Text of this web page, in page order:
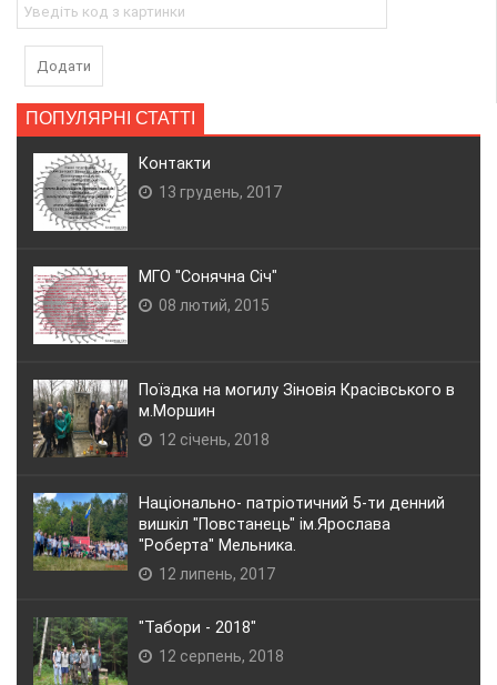
Додати
ПОПУЛЯРНІ СТАТТІ
Контакти
13 грудень, 2017
МГО "Сонячна Січ"
08 лютий, 2015
Поїздка на могилу Зіновія Красівського в
м.Моршин
12 січень, 2018
Національно- патріотичний 5-ти денний
вишкіл "Повстанець" ім.Ярослава
"Роберта" Мельника.
12 липень, 2017
"Табори - 2018"
12 серпень, 2018